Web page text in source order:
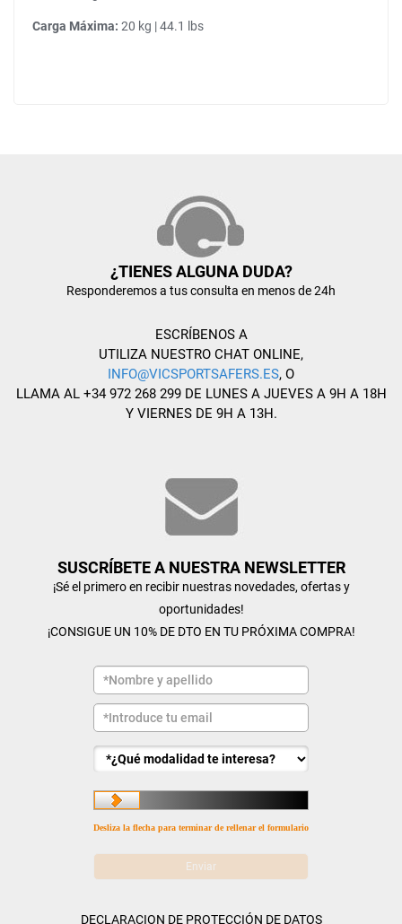
Carga Máxima: 20 kg | 44.1 lbs
¿TIENES ALGUNA DUDA?
Responderemos a tus consulta en menos de 24h
ESCRÍBENOS A
UTILIZA NUESTRO CHAT ONLINE,
INFO@VICSPORTSAFERS.ES, O
LLAMA AL +34 972 268 299 DE LUNES A JUEVES A 9H A 18H
Y VIERNES DE 9H A 13H.
SUSCRÍBETE A NUESTRA NEWSLETTER
¡Sé el primero en recibir nuestras novedades, ofertas y
oportunidades!
¡CONSIGUE UN 10% DE DTO EN TU PRÓXIMA COMPRA!
Desliza la flecha para terminar de rellenar el formulario
DECLARACION DE PROTECCIÓN DE DATOS